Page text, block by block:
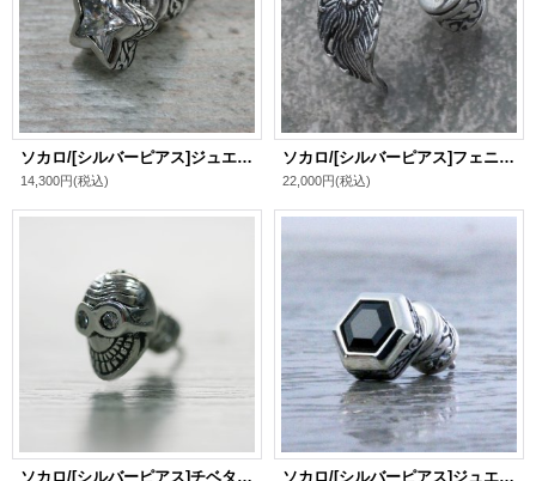
ソカロ/[シルバーピアス]ジュエルド・アイビー・スター・ピアス・ホワイトCZ / ZOCALO
14,300円(税込)
ソカロ/[シルバーピアス]フェニックス・テイルフェザー・ピアス・ホワイトCZ / ZOCALO
22,000円(税込)
ソカロ/[シルバーピアス]チベタンスマイル・スカル・ピアス・ホワイトCZ / ZOCALO ソカロ/[シルバーピアス]ジュエルド・アイビー・ヘキサゴン・ピアスBKCZ / ZOCALO